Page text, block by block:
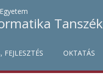
Tanszék
FEJLESZTÉS OKTATÁS